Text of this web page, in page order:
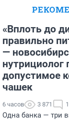
«Вплоть до
правильно
—
нутрициолог
допустимое
чашек
6 часов 3 871
Одна банка — три